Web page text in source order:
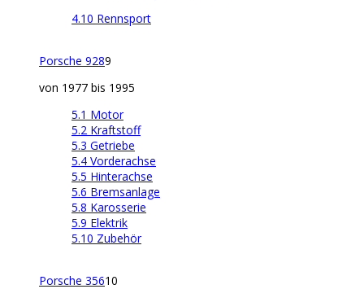
4.10 Rennsport
Porsche 9289
von 1977 bis 1995
5.1 Motor
5.2 Kraftstoff
5.3 Getriebe
5.4 Vorderachse
5.5 Hinterachse
5.6 Bremsanlage
5.8 Karosserie
5.9 Elektrik
5.10 Zubehör
Porsche 35610